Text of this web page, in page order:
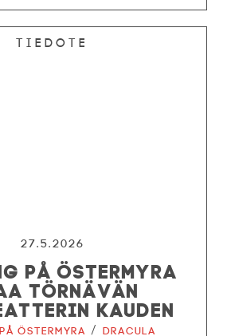
Tiedote
27.5.2026
PÅ ÖSTERMYRA
TÖRNÄVÄN
KAUDEN
Östermyra / Dracula